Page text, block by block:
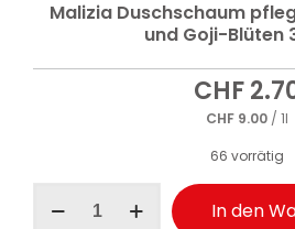
Malizia Duschschaum
und Goji-Blüten
CHF
CHF9.00/ 1l
66 vorrätig
Duschschaum
In den